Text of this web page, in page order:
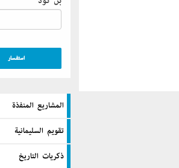
المشاريع المنفذة
تقويم السليمانية
ذكريات التاريخ